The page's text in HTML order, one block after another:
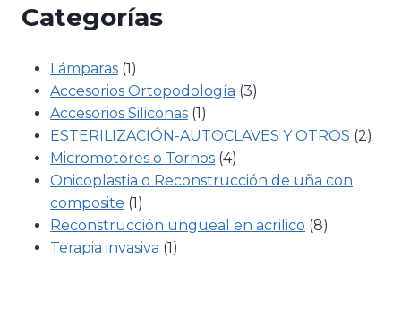
Categorías
Lámparas 11
producto
Accesorios Ortopodología 33
Accesorios Siliconas 11
producto
ESTERILIZACIÓN-AUTOCLAVES Y OTROS 22
Micromotores o Tornos 44
productos
Onicoplastia o Reconstrucción de uña con
composite 11
producto
Reconstrucción ungueal en acrilico 88
Terapia invasiva 11